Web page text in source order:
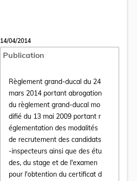
14/04/2014
Publication
Règlement grand-ducal du 24
mars 2014 portant abrogation
du règlement grand-ducal mo
difié du 13 mai 2009 portant r
églementation des modalités
de recrutement des candidats
-inspecteurs ainsi que des étu
des, du stage et de l'examen
pour l'obtention du certificat d
Ouvrir le document Règlement grand-